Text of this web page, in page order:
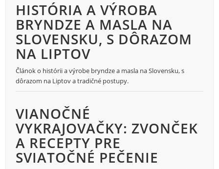
HISTÓRIA A VÝROBA
BRYNDZE A MASLA NA
SLOVENSKU, S DÔRAZOM
NA LIPTOV
Článok o histórii a výrobe bryndze a masla na Slovensku, s
dôrazom na Liptov a tradičné postupy.
VIANOČNÉ
VYKRAJOVAČKY: ZVONČEK
A RECEPTY PRE
SVIATOČNÉ PEČENIE